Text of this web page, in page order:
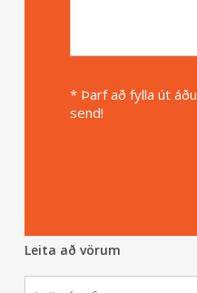
* Þarf að fylla út
send!
Leita að vörum